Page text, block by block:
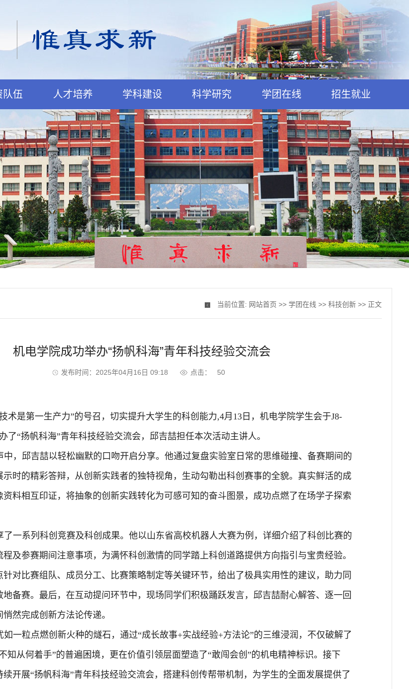
队伍 人才培养 学科建设 科学研究 学团在线 招生就业
当前位置: 网站首页 >>学团在线 >>科技创新 >> 正文
机电学院成功举办“扬帆科海”青年科技经验交流会
发布时间：2025年04月16日 09:18 点击： 50
术是第一生产力”的号召，切实提升大学生的科创能力,4月13日，机电学院学生会于J8-
了“扬帆科海”青年科技经验交流会，邱吉喆担任本次活动主讲人。
中，邱吉喆以轻松幽默的口吻开启分享。他通过复盘实验室日常的思维碰撞、备赛期间的
示时的精彩答辩，从创新实践者的独特视角，生动勾勒出科创赛事的全貌。真实鲜活的成
资料相互印证，将抽象的创新实践转化为可感可知的奋斗图景，成功点燃了在场学子探索
了一系列科创竞赛及科创成果。他以山东省高校机器人大赛为例，详细介绍了科创比赛的
及参赛期间注意事项，为满怀科创激情的同学踏上科创道路提供方向指引与宝贵经验。
针对比赛组队、成员分工、比赛策略制定等关键环节，给出了极具实用性的建议，助力同
地备赛。最后，在互动提问环节中，现场同学们积极踊跃发言，邱吉喆耐心解答、逐一回
然完成创新方法论传递。
如一粒点燃创新火种的燧石，通过“成长故事+实战经验+方法论”的三维浸润，不仅破解了
知从何着手”的普遍困境，更在价值引领层面塑造了“敢闯会创”的机电精神标识。接下
开展“扬帆科海”青年科技经验交流会，搭建科创传帮带机制，为学生的全面发展提供了